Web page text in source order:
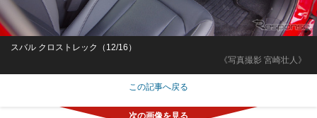
《写真撮影 宮崎壮人》
スバル クロストレック（12/16）
この記事へ戻る